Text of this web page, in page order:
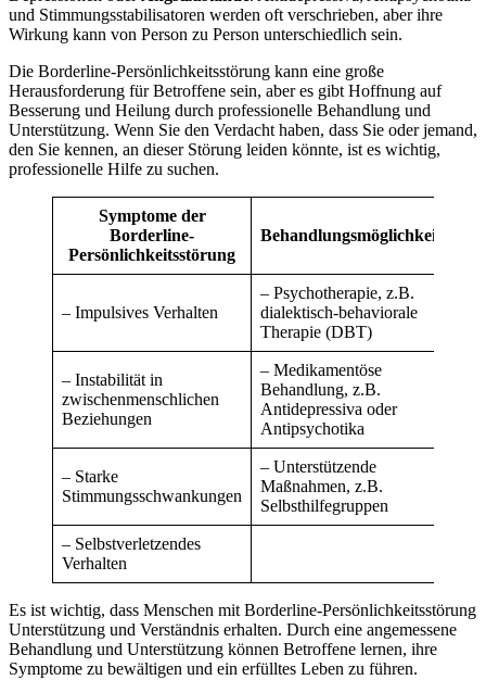
und Stimmungsstabilisatoren werden oft verschrieben, aber ihre
Wirkung kann von Person zu Person unterschiedlich sein.
Die Borderline-Persönlichkeitsstörung kann eine große
Herausforderung für Betroffene sein, aber es gibt Hoffnung auf
Besserung und Heilung durch professionelle Behandlung und
Unterstützung. Wenn Sie den Verdacht haben, dass Sie oder jemand,
den Sie kennen, an dieser Störung leiden könnte, ist es wichtig,
professionelle Hilfe zu suchen.
Symptome der
Borderline-
Persönlichkeitsstörung
Behandlungsmöglichkeiten
– Impulsives Verhalten
– Psychotherapie, z.B.
dialektisch-behaviorale
Therapie (DBT)
– Instabilität in
zwischenmenschlichen
Beziehungen
– Medikamentöse
Behandlung, z.B.
Antidepressiva oder
Antipsychotika
– Starke
Stimmungsschwankungen
– Unterstützende
Maßnahmen, z.B.
Selbsthilfegruppen
– Selbstverletzendes
Verhalten
Es ist wichtig, dass Menschen mit Borderline-Persönlichkeitsstörung
Unterstützung und Verständnis erhalten. Durch eine angemessene
Behandlung und Unterstützung können Betroffene lernen, ihre
Symptome zu bewältigen und ein erfülltes Leben zu führen.